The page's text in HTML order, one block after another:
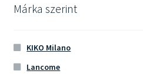
Márka szerint
KIKO Milano
Lancome